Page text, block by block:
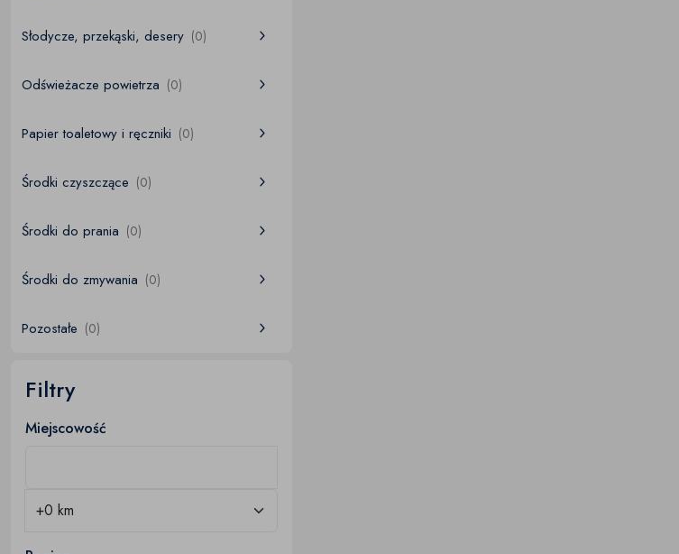
Słodycze, przekąski, desery (0)
Odświeżacze powietrza (0)
Papier toaletowy i ręczniki (0)
Środki czyszczące (0)
Środki do prania (0)
Środki do zmywania (0)
Pozostałe (0)
Filtry
Miejscowość